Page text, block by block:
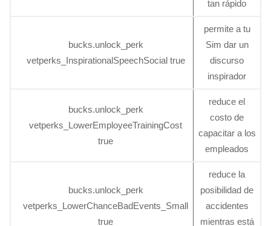
tan rápido
bucks.unlock_perk
vetperks_InspirationalSpeechSocial true
permite a tu
Sim dar un
discurso
inspirador
bucks.unlock_perk
vetperks_LowerEmployeeTrainingCost
true
reduce el
costo de
capacitar a los
empleados
bucks.unlock_perk
vetperks_LowerChanceBadEvents_Small
true
reduce la
posibilidad de
accidentes
mientras está